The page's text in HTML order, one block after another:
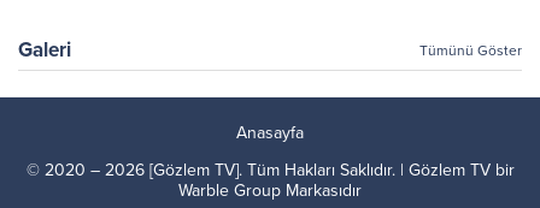
Galeri Tümünü Göster
Anasayfa
© 2020 – 2026 [Gözlem TV]. Tüm Hakları Saklıdır. | Gözlem TV bir
Warble Group Markasıdır